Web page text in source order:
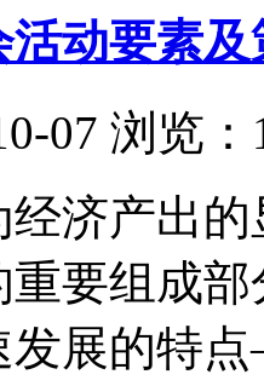
动要素
07 浏览：
济产出
要组成
发展的特